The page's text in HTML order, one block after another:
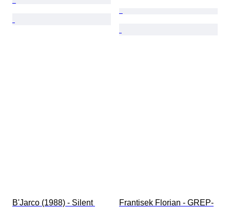
B'Jarco (1988) - Silent
Frantisek Florian - GREP-